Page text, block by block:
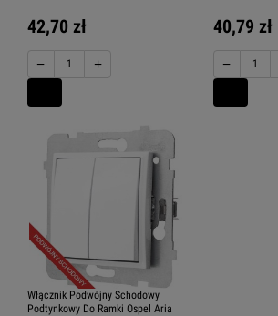
42,70 zł
− +
40,79 zł
−
Włącznik Podwójny Schodowy
Podtynkowy Do Ramki Ospel Aria